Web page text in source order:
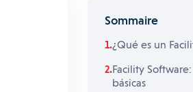
Sommaire
¿Qué es un
Facility
básicas